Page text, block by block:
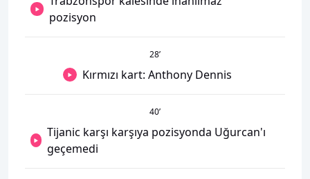
pozisyon
28’
Kırmızı kart: Anthony Dennis
40’
Tijanic karşı karşıya pozisyonda Uğurcan'ı
geçemedi